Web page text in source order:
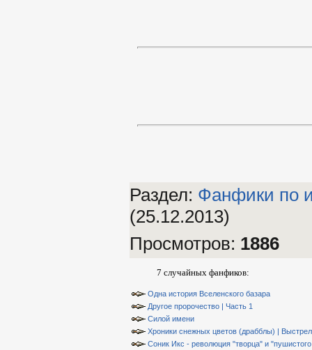
Раздел: Фанфики по
(25.12.2013)
Просмотров: 1886
7 случайных фанфиков:
Одна история Вселенского базара
Другое пророчество | Часть 1
Силой имени
Хроники снежных цветов (драбблы) |
Соник Икс - революция "творца" и